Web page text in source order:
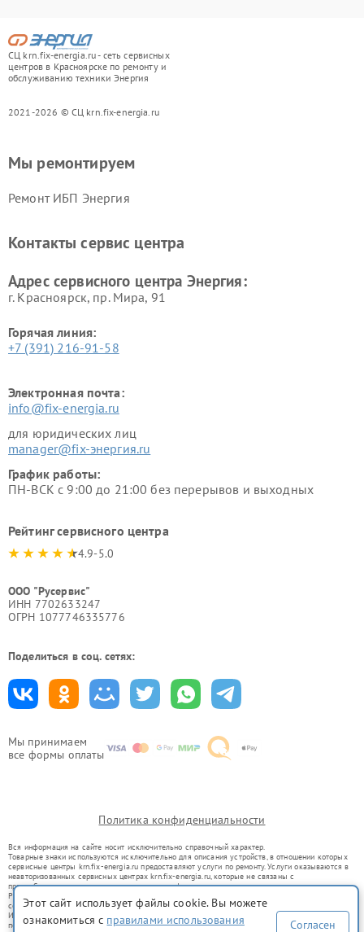
СЦ krn.fix-energia.ru - сеть сервисных
центров в Красноярске по ремонту и
обслуживанию техники Энергия
2021-2026 © СЦ krn.fix-energia.ru
Мы принимаем
все формы оплаты
Мы ремонтируем
Ремонт ИБП Энергия
Контакты сервис центра
Адрес сервисного центра Энергия:
г. Красноярск, ​пр. Мира, 91
Горячая линия:
+7 (391) 216-91-58
Электронная почта:
info@fix-energia.ru
для юридических лиц
manager@fix-энергия.ru
График работы:
ПН-ВСК с 9:00 до 21:00 без перерывов и выходных
Рейтинг сервисного центра
4.9-5.0
ООО "Русервис"
ИНН 7702633247
ОГРН 1077746335776
Поделиться в соц. сетях:
Политика конфиденциальности
Вся информация на сайте носит исключительно справочный характер.
Товарные знаки используются исключительно для описания устройств, в отношении которых
сервисные центры krn.fix-energia.ru предоставляют услуги по ремонту. Услуги оказываются в
неавторизованных сервисных центрах krn.fix-energia.ru, которые не связаны с
правообладателями товарных знаков или их официальными представителями.
Ремонт осуществляется для устройств, уже введенных в гражданский оборот в соответствии
со статьей 1487 ГК РФ.
Использование товарных знаков не преследует цели индивидуализации услуг или введения
потребителей в заблуждение, а служит для информирования о предоставляемых услугах по
Этот сайт использует файлы cookie. Вы можете
ознакомиться с правилами использования
Согласен